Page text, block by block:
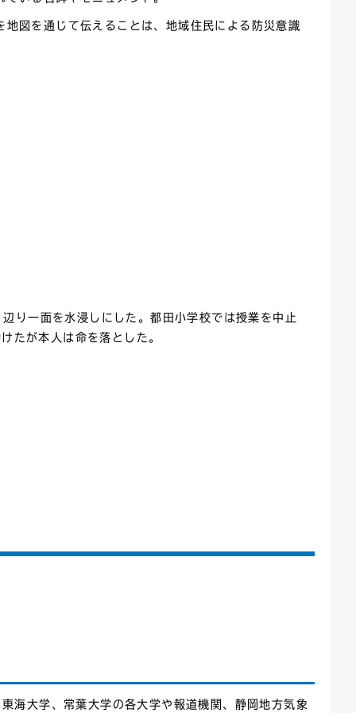
図を通じて伝えることは、地域住民による防災意識
一面を水浸しにした。都田小学校では授業を中止
たが本人は命を落とした。
海大学、常葉大学の各大学や報道機関、静岡地方気象